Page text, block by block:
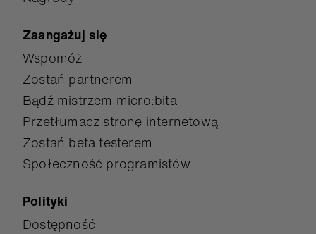
Zaangażuj się
Wspomóż
Zostań partnerem
Bądź mistrzem micro:bita
Przetłumacz stronę internetową
Zostań beta testerem
Społeczność programistów
Polityki
Dostępność